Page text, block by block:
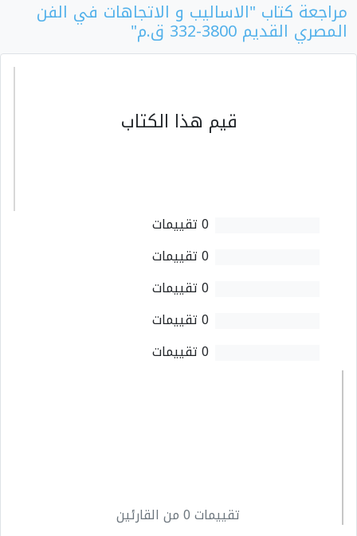
مراجعة كتاب "الاساليب و الاتجاهات في الفن
المصري القديم 3800-332 ق.م"
قيم هذا الكتاب
0 تقييمات
0 تقييمات
0 تقييمات
0 تقييمات
0 تقييمات
تقييمات 0 من القارئين